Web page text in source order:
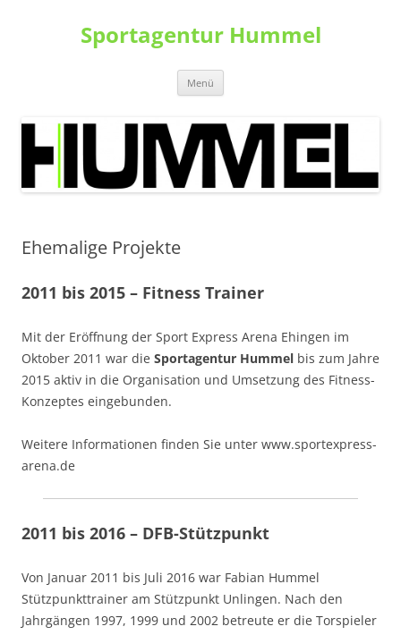
Sportagentur Hummel
Menü
Ehemalige Projekte
2011 bis 2015 – Fitness Trainer
Mit der Eröffnung der Sport Express Arena Ehingen im
Oktober 2011 war die Sportagentur Hummel bis zum Jahre
2015 aktiv in die Organisation und Umsetzung des Fitness-
Konzeptes eingebunden.
Weitere Informationen finden Sie unter www.sportexpress-
arena.de
2011 bis 2016 – DFB-Stützpunkt
Von Januar 2011 bis Juli 2016 war Fabian Hummel
Stützpunkttrainer am Stützpunkt Unlingen. Nach den
Jahrgängen 1997, 1999 und 2002 betreute er die Torspieler